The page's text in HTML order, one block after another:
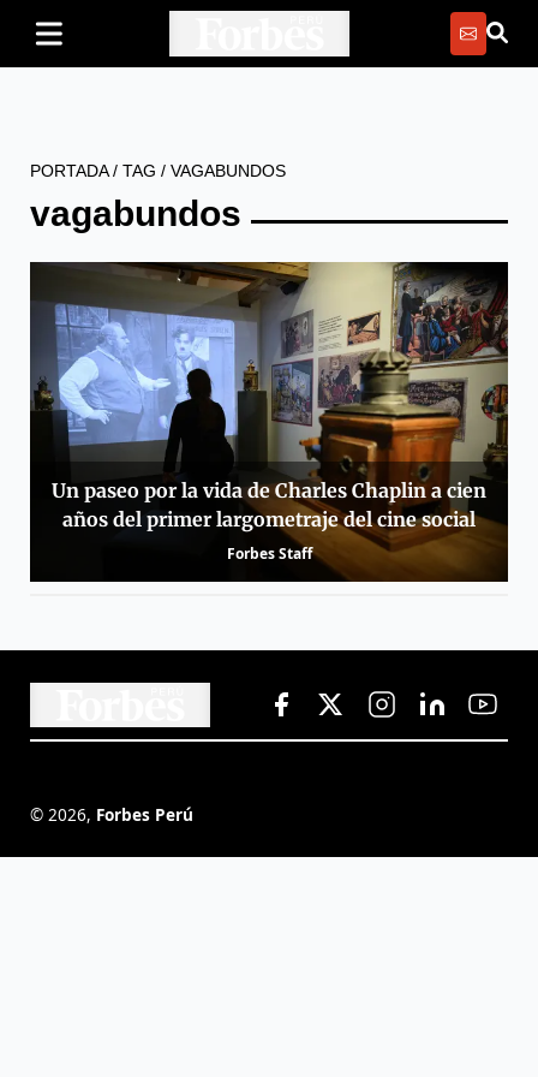
PORTADA/ TAG / VAGABUNDOS
vagabundos
Un paseo por la vida de Charles Chaplin a cien
años del primer largometraje del cine social
Forbes Staff
© 2026, Forbes Perú